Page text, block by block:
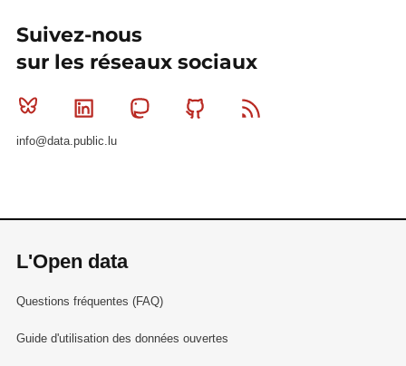
Suivez-nous
sur les réseaux sociaux
Bluesky Linkedin MastodonGithub
info@data.public.lu
L'Open data
Questions fréquentes (FAQ)
Guide d'utilisation des données ouvertes